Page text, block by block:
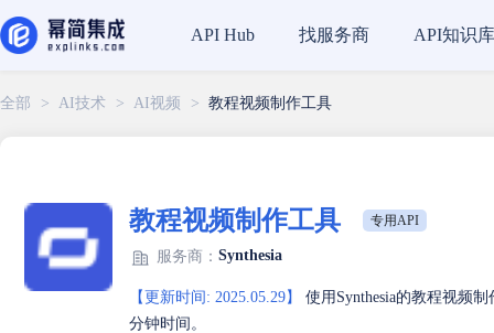
API Hub 找服务商 API知识库
全部 > AI技术 > AI视频 > 教程视频制作工具
教程视频制作工具 专用API
服务商： Synthesia
【更新时间: 2025.05.29】
使用Synthesia的教程视频
分钟时间。